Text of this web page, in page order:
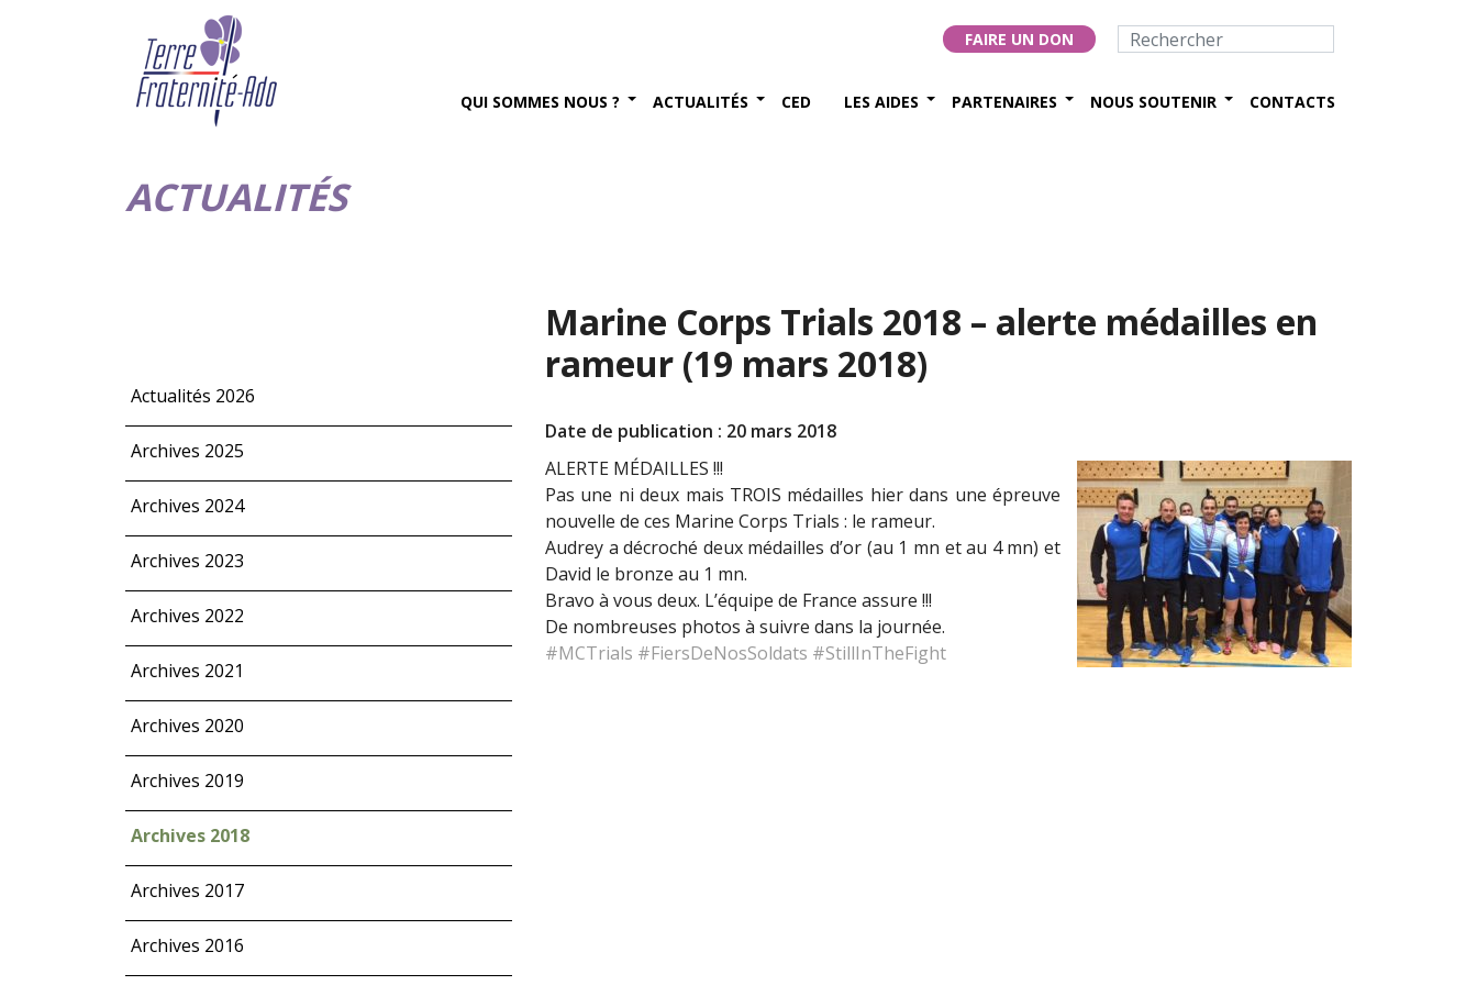
FAIRE UN DON
QUI SOMMES NOUS ? ACTUALITÉS CED LES AIDES PARTENAIRES NOUS SOUTENIR CONTACTS
ACTUALITÉS
Actualités 2026
Archives 2025
Archives 2024
Archives 2023
Archives 2022
Archives 2021
Archives 2020
Archives 2019
Archives 2018
Archives 2017
Archives 2016
Marine Corps Trials 2018 – alerte médailles en
rameur (19 mars 2018)
Date de publication : 20 mars 2018
ALERTE MÉDAILLES !!!
Pas une ni deux mais TROIS médailles hier dans une épreuve
nouvelle de ces Marine Corps Trials : le rameur.
Audrey a décroché deux médailles d’or (au 1 mn et au 4 mn) et
David le bronze au 1 mn.
Bravo à vous deux. L’équipe de France assure !!!
De nombreuses photos à suivre dans la journée.
#MCTrials #FiersDeNosSoldats #StillInTheFight